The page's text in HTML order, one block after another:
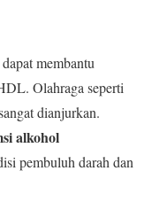
membantu
Olahraga seperti
dianjurkan.
alkohol
pembuluh darah dan